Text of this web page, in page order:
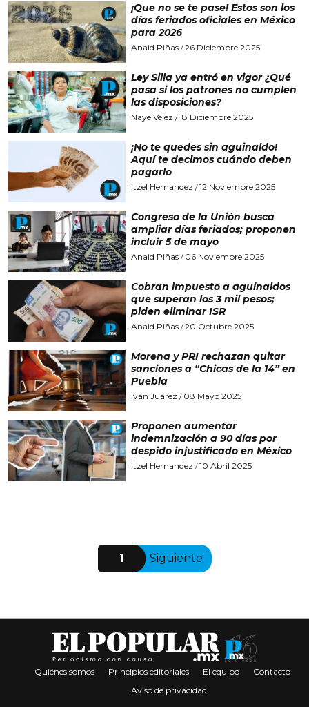
¡Que no se te pase! Estos son los
días feriados oficiales en México
para 2026
Anaid Piñas/26 Diciembre 2025
Ley Silla ya entró en vigor ¿Qué
pasa si los patrones no cumplen
las disposiciones?
Naye Vélez /18 Diciembre 2025
¡No te quedes sin aguinaldo!
Aquí te decimos cuándo deben
pagarlo
Itzel Hernandez /12 Noviembre 2025
Congreso de la Unión busca
ampliar días feriados; proponen
incluir 5 de mayo
Anaid Piñas/ 06 Noviembre 2025
Cobran impuesto a aguinaldos
que superan los 3 mil pesos;
piden eliminar ISR
Anaid Piñas/20 Octubre 2025
Morena y PRI rechazan quitar
sanciones a “Chicas de la 14” en
Puebla
Iván Juárez / 08 Mayo 2025
Proponen aumentar
indemnización a 90 días por
despido injustificado en México
Itzel Hernandez /10 Abril 2025
1 Siguiente
Quiénes somos Principios editoriales El equipo
Contacto
Aviso de privacidad